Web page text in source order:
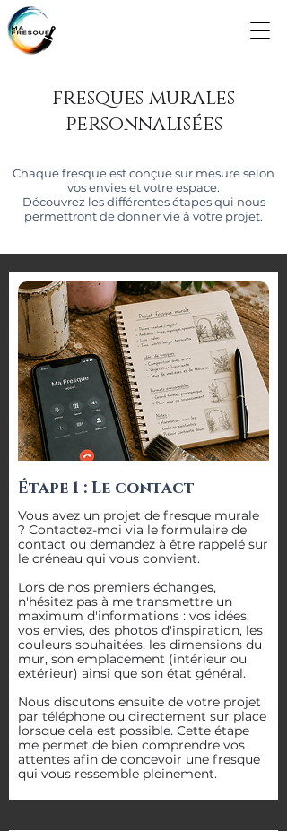
fresques murales
personnalisées
Chaque fresque est conçue sur mesure selon
vos envies et votre espace.
Découvrez les différentes étapes qui nous
permettront de donner vie à votre projet.
Étape 1 : Le contact
Vous avez un projet de fresque murale
? Contactez-moi via le formulaire de
contact ou demandez à être rappelé sur
le créneau qui vous convient.
Lors de nos premiers échanges,
n'hésitez pas à me transmettre un
maximum d'informations : vos idées,
vos envies, des photos d'inspiration, les
couleurs souhaitées, les dimensions du
mur, son emplacement (intérieur ou
extérieur) ainsi que son état général.
Nous discutons ensuite de votre projet
par téléphone ou directement sur place
lorsque cela est possible. Cette étape
me permet de bien comprendre vos
attentes afin de concevoir une fresque
qui vous ressemble pleinement.